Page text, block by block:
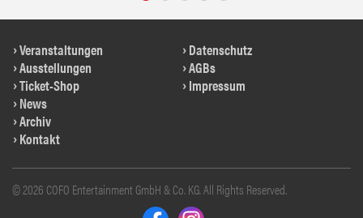
Veranstaltungen
Ausstellungen
Ticket-Shop
News
Archiv
Kontakt
Datenschutz
AGBs
Impressum
© 2026 COFO Entertainment GmbH & Co. KG. All Rights Reserved.